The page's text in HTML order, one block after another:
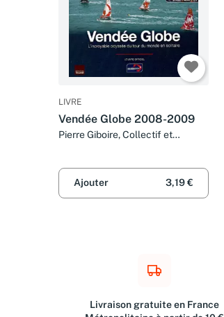
LIVRE
Vendée Globe 2008-2009
Pierre Giboire, Collectif et
Ajouter 3,19 €
Livraison gratuite en France